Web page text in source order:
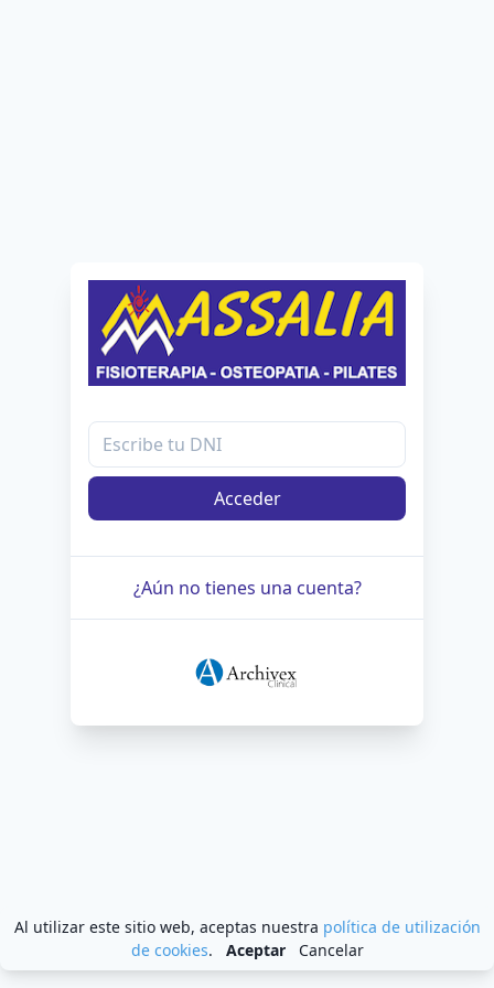
Acceder
¿Aún no tienes una cuenta?
Al utilizar este sitio web, aceptas nuestra política de utilización
de cookies. Aceptar Cancelar